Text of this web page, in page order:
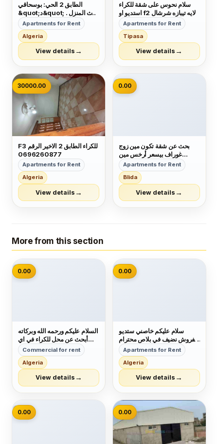
الطابق 2 الحي: بوسحاقي
&quot;د&quot; أثاث المنزل .
لرحلة عمل لك لزيارتك الطبية
لقضاء إجازتك. استأجر لمدة
يومين أو أكثر شقة تقع في مدينة
هادئة وآمنة بباب الزوار. الشقة
نظيفة ومليئة بوسائل الراحة
(أسرة...
Apartments for Rent
Algeria
View details →
سلام نحوس على شقة للكراء
استديو او f2 ولايه تيبازه شرشال
وضواحيها ليقدر يساعدني وشكرا
Apartments for Rent
Tipasa
View details →
30000.00
F3 للكراء الطابق 2 الاخير الرقم
0696260877
Apartments for Rent
Algeria
View details →
📷
0.00
بحث عن شقة تكون مين زوج
غوراف بيسعر أرخس مين
فضليكوم
Apartments for Rent
Blida
View details →
More from this section
📷
0.00
السلام عليكم ورحمه الله وبركاته
أبحث عن محل للكراء في اي
الجزائر للعاصمة ويكون السعر
لايفوق 30000.00
0658131370
Commercial for rent
Algeria
View details →
📷
0.00
سلام عليكم خاصني ستديو
مفروش نضيف في بلاص محترام
و شكرا
Apartments for Rent
Algeria
View details →
📷
0.00 0.00